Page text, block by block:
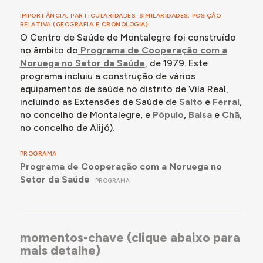
oficialmente assinado e publicado no Aviso de 28 de
dezembro, um grupo de especialistas dos dois países
estudou, discutiu e formulou objetivos e estratégias.
Em 6 e 7 de março de 1978, a 7ª reunião da Comissão
Económica Mista Luso-Norueguesa definiu um
Protocolo relativo ao apoio norueguês a Portugal, que
incidia sobre várias áreas de desenvolvimento, entre
elas o setor da saúde. Neste âmbito, o plano acordado
tinha como objetivo o desenvolvimento de um serviço
de primeiros cuidados em Portugal, focando-se, de
acordo com a política da Agência Norueguesa para o
Real. Este programa incluía a reconstrução e
alargamento do Hospital do Lordelo, em Vila Real, e a
Vila Pouca de Aguiar e Montalegre; a construção de 15
extensões de saúde; o estabelecimento de dois
departamentos de clínica geral localizados na
IMPORTÂNCIA, PARTICULARIDADES, SIMILARIDADES, POSIÇÃO
RELATIVA (GEOGRAFIA E CRONOLOGIA)
O Centro de Saúde de Montalegre foi construído
no âmbito do Programa de Cooperação com a
Noruega no Setor da Saúde, de 1979. Este
programa incluiu a construção de vários
equipamentos de saúde no distrito de Vila Real,
incluindo as Extensões de Saúde de Salto e Ferral,
no concelho de Montalegre, e Pópulo, Balsae Chã,
no concelho de Alijó).
PROGRAMA
Programa de Cooperação com a Noruega no
Setor da Saúde
PROGRAMA
momentos-chave (clique abaixo para
mais detalhe)